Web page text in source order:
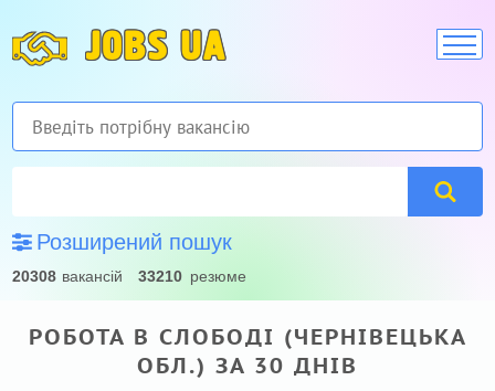
JOBS UA
Розширений пошук
20308 вакансій 33210 резюме
РОБОТА В СЛОБОДІ (ЧЕРНІВЕЦЬКА
ОБЛ.) ЗА 30 ДНІВ